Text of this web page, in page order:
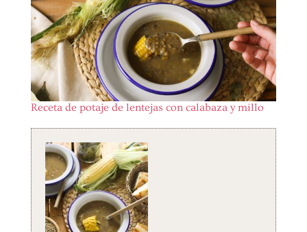
Receta de potaje de lentejas con calabaza y millo